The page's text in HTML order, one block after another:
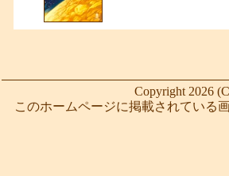
Copyright 2026
このホームページに掲載されている